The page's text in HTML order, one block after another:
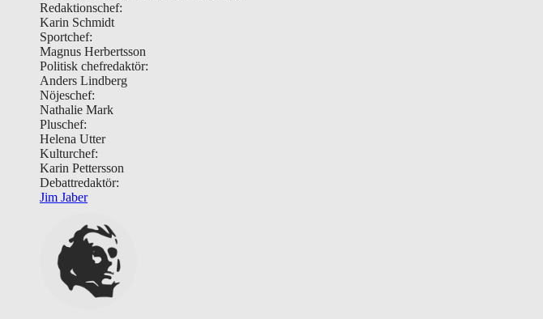
Redaktionschef:
Karin Schmidt
Sportchef:
Magnus Herbertsson
Politisk chefredaktör:
Anders Lindberg
Nöjeschef:
Nathalie Mark
Pluschef:
Helena Utter
Kulturchef:
Karin Pettersson
Debattredaktör:
Jim Jaber